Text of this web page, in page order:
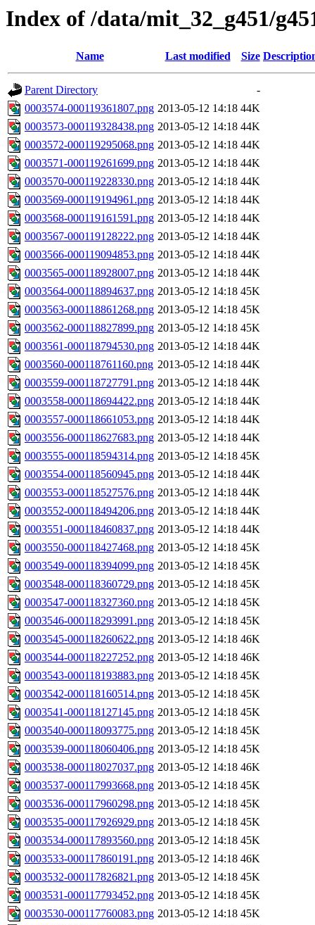
Index of /data/mit_32_g451/
Name Last modified Size
Parent Directory
-
0003574-000119361807.png 2013-05-12 14:18 44K
0003573-000119328438.png 2013-05-12 14:18 44K
0003572-000119295068.png 2013-05-12 14:18 44K
0003571-000119261699.png 2013-05-12 14:18 44K
0003570-000119228330.png 2013-05-12 14:18 44K
0003569-000119194961.png 2013-05-12 14:18 44K
0003568-000119161591.png 2013-05-12 14:18 44K
0003567-000119128222.png 2013-05-12 14:18 44K
0003566-000119094853.png 2013-05-12 14:18 44K
0003565-000118928007.png 2013-05-12 14:18 44K
0003564-000118894637.png 2013-05-12 14:18 45K
0003563-000118861268.png 2013-05-12 14:18 45K
0003562-000118827899.png 2013-05-12 14:18 45K
0003561-000118794530.png 2013-05-12 14:18 44K
0003560-000118761160.png 2013-05-12 14:18 44K
0003559-000118727791.png 2013-05-12 14:18 44K
0003558-000118694422.png 2013-05-12 14:18 44K
0003557-000118661053.png 2013-05-12 14:18 44K
0003556-000118627683.png 2013-05-12 14:18 44K
0003555-000118594314.png 2013-05-12 14:18 45K
0003554-000118560945.png 2013-05-12 14:18 44K
0003553-000118527576.png 2013-05-12 14:18 44K
0003552-000118494206.png 2013-05-12 14:18 44K
0003551-000118460837.png 2013-05-12 14:18 44K
0003550-000118427468.png 2013-05-12 14:18 45K
0003549-000118394099.png 2013-05-12 14:18 45K
0003548-000118360729.png 2013-05-12 14:18 45K
0003547-000118327360.png 2013-05-12 14:18 45K
0003546-000118293991.png 2013-05-12 14:18 45K
0003545-000118260622.png 2013-05-12 14:18 46K
0003544-000118227252.png 2013-05-12 14:18 46K
0003543-000118193883.png 2013-05-12 14:18 45K
0003542-000118160514.png 2013-05-12 14:18 45K
0003541-000118127145.png 2013-05-12 14:18 45K
0003540-000118093775.png 2013-05-12 14:18 45K
0003539-000118060406.png 2013-05-12 14:18 45K
0003538-000118027037.png 2013-05-12 14:18 46K
0003537-000117993668.png 2013-05-12 14:18 45K
0003536-000117960298.png 2013-05-12 14:18 45K
0003535-000117926929.png 2013-05-12 14:18 45K
0003534-000117893560.png 2013-05-12 14:18 45K
0003533-000117860191.png 2013-05-12 14:18 46K
0003532-000117826821.png 2013-05-12 14:18 45K
0003531-000117793452.png 2013-05-12 14:18 45K
0003530-000117760083.png 2013-05-12 14:18 45K